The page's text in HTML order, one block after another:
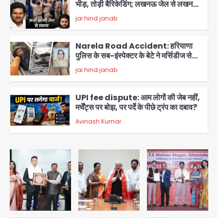
3
भीड़, तोड़ी बैरिकेडिंग; लखनऊ जेल से लखनऊ
पहुंचा उमर
jai hind janab
4
Narela Road Accident: हरियाणा
पुलिस के सब-इंस्पेक्टर के बेटे ने मर्सिडीज से
मारी टक्कर, 70 वर्षीय राहगीर महिला की मौत
jai hind janab
5
UPI fee dispute: आम लोगों की जेब नहीं,
मर्चेंट्स पर बोझ, पर पर्दे के पीछे ट्रंप का दबाव?
Avinash Kumar
1
Noida Bal Bharati School
Notice: सेक्टर-21 के बाल भारती स्कूल में
बिना खिड़की-वेंटिलेशन बेसमेंट में चल रही थी
8वीं की क्लास, NCPCR की शिकायत पर
भेजा नोटिस
Avinash Kumar
Rahul Gandhi Prayagraj Visit:
राहुल गांधी प्रयागराज पहुंचे, साथ में प्रियंका की